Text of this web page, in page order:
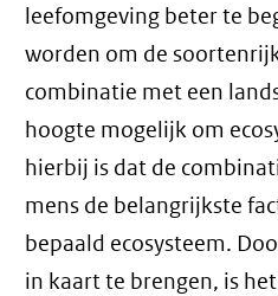
leefomgeving beter te
worden om de
combinatie met een
hoogte mogelijk om
hierbij is dat de
mens de belangrijkste
bepaald ecosysteem.
in kaart te brengen, is